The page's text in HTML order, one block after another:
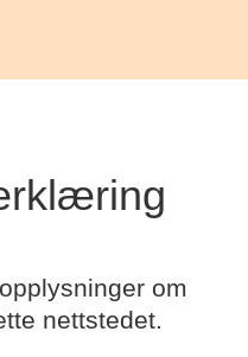
om
nettstedet.